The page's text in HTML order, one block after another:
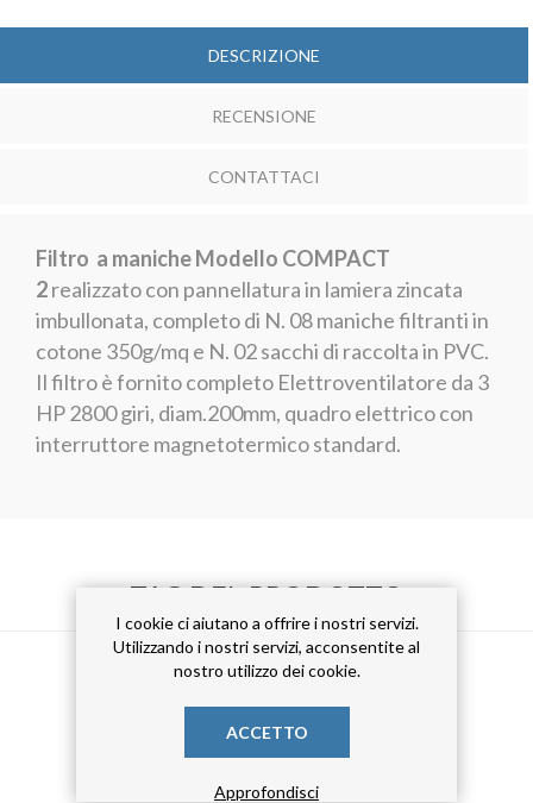
DESCRIZIONE
RECENSIONE
CONTATTACI
Filtro a maniche Modello COMPACT
2realizzato con pannellatura in lamiera zincata
imbullonata, completo di N. 08 maniche filtranti in
cotone 350g/mq e N. 02 sacchi di raccolta in PVC.
Il filtro è fornito completo Elettroventilatore da 3
HP 2800 giri, diam.200mm, quadro elettrico con
interruttore magnetotermico standard.
TAG DEL PRODOTTO
filtro a maniche(4) filtro per legno
filtro per aspirazione
I cookie ci aiutano a offrire i nostri servizi.
Utilizzando i nostri servizi, acconsentite al
nostro utilizzo dei cookie.
ACCETTO
Approfondisci